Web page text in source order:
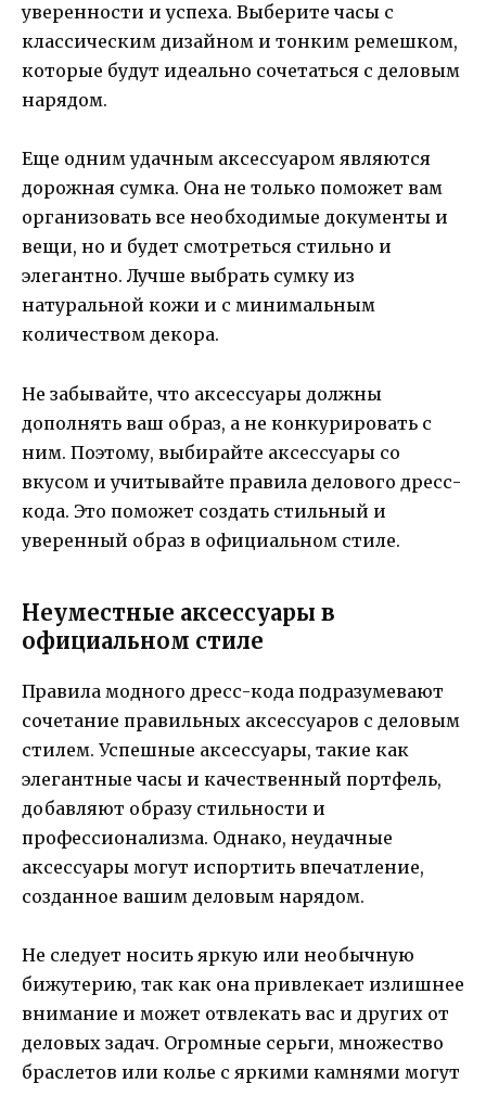
уверенности и успеха. Выберите часы с
классическим дизайном и тонким ремешком,
которые будут идеально сочетаться с деловым
нарядом.
Еще одним удачным аксессуаром являются
дорожная сумка. Она не только поможет вам
организовать все необходимые документы и
вещи, но и будет смотреться стильно и
элегантно. Лучше выбрать сумку из
натуральной кожи и с минимальным
количеством декора.
Не забывайте, что аксессуары должны
дополнять ваш образ, а не конкурировать с
ним. Поэтому, выбирайте аксессуары со
вкусом и учитывайте правила делового дресс-
кода. Это поможет создать стильный и
уверенный образ в официальном стиле.
Неуместные аксессуары в
официальном стиле
Правила модного дресс-кода подразумевают
сочетание правильных аксессуаров с деловым
стилем. Успешные аксессуары, такие как
элегантные часы и качественный портфель,
добавляют образу стильности и
профессионализма. Однако, неудачные
аксессуары могут испортить впечатление,
созданное вашим деловым нарядом.
Не следует носить яркую или необычную
бижутерию, так как она привлекает излишнее
внимание и может отвлекать вас и других от
деловых задач. Огромные серьги, множество
браслетов или колье с яркими камнями могут